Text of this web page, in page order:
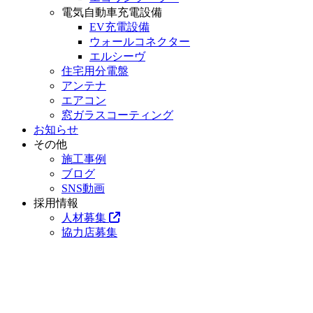
電気自動車充電設備
EV充電設備
ウォールコネクター
エルシーヴ
住宅用分電盤
アンテナ
エアコン
窓ガラスコーティング
お知らせ
その他
施工事例
ブログ
SNS動画
採用情報
人材募集
協力店募集